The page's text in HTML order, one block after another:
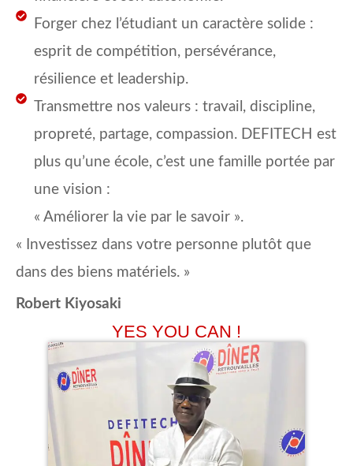
Forger chez l’étudiant un caractère solide :
esprit de compétition, persévérance,
résilience et leadership.
Transmettre nos valeurs : travail, discipline,
propreté, partage, compassion. DEFITECH est
plus qu’une école, c’est une famille portée par
une vision :
« Améliorer la vie par le savoir ».
« Investissez dans votre personne plutôt que
dans des biens matériels. »
Robert Kiyosaki
YES YOU CAN !